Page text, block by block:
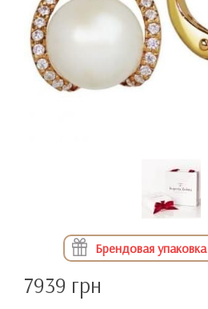
Брендовая упаковка
7939 грн